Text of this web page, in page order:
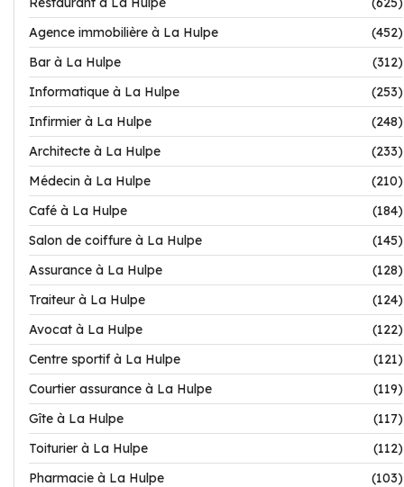
Agence immobilière à La Hulpe
(452)
Bar à La Hulpe
(312)
Informatique à La Hulpe
(253)
Infirmier à La Hulpe
(248)
Architecte à La Hulpe
(233)
Médecin à La Hulpe
(210)
Café à La Hulpe
(184)
Salon de coiffure à La Hulpe
(145)
Assurance à La Hulpe
(128)
Traiteur à La Hulpe
(124)
Avocat à La Hulpe
(122)
Centre sportif à La Hulpe
(121)
Courtier assurance à La Hulpe
(119)
Gîte à La Hulpe
(117)
Toiturier à La Hulpe
(112)
Pharmacie à La Hulpe
(103)